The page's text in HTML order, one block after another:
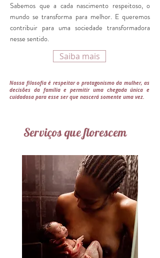
Sabemos que a cada nascimento respeitoso, o
mundo se transforma para melhor. E queremos
contribuir para uma sociedade transformadora
nesse sentido.
Saiba mais
Nossa filosofia é respeitar o protagonismo da mulher, as
decisões da família e permitir uma chegada única e
cuidadosa para esse ser que nascerá somente uma vez.
Serviços que florescem